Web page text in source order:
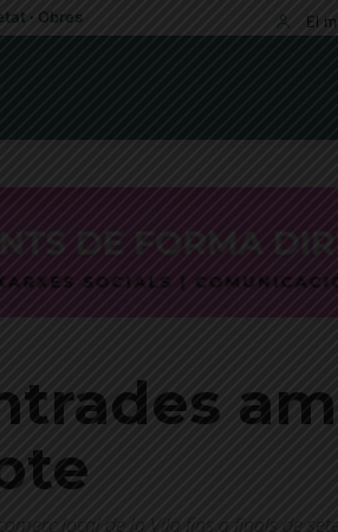
· Obres El
local de la Vila fins a finals de